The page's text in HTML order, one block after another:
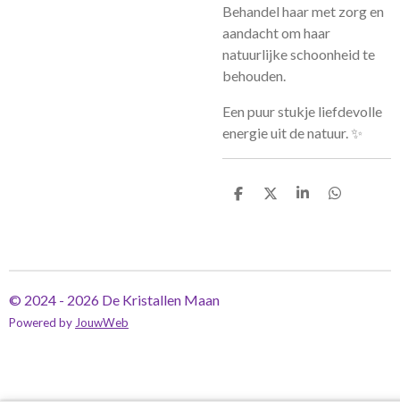
Behandel haar met zorg en
aandacht om haar
natuurlijke schoonheid te
behouden.
Een puur stukje liefdevolle
energie uit de natuur. ✨
D
D
S
D
© 2024 - 2026 De Kristallen Maan
Powered by JouwWeb